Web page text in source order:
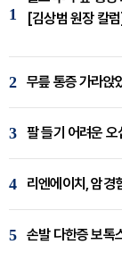
1
[김상범 원장 칼럼]
2
3
4 리엔에이치, 암경
5